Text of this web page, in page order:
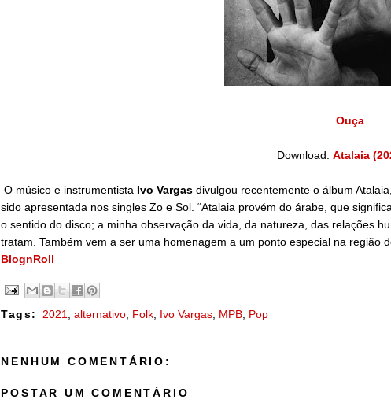
Ouça
Download: Atalaia
O músico e instrumentista Ivo Vargasdivulgou recentemente o álbum
sido apresentada nos singles Zo e Sol. “Atalaia provém do árabe, que
o sentido do disco; a minha observação da vida, da natureza, das relações
tratam. Também vem a ser uma homenagem a um ponto especial na região
BlognRoll
Tags: 2021 ,alternativo Folk Ivo Vargas MPB Pop
NENHUM COMENTÁRIO:
POSTAR UM COMENTÁRIO